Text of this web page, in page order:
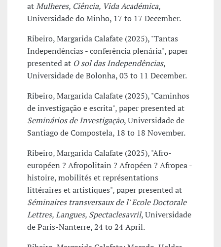
atMulheres, Ciência, Vida Académica,
Universidade do Minho, 17 to 17 December.
Ribeiro, Margarida Calafate (2025), "Tantas
Independências - conferência plenária", paper
presented at O sol das Independências,
Universidade de Bolonha, 03 to 11 December.
Ribeiro, Margarida Calafate (2025), "Caminhos
de investigação e escrita", paper presented at
Seminários de Investigação, Universidade de
Santiago de Compostela, 18 to 18 November.
Ribeiro, Margarida Calafate (2025), "Afro-
européen ? Afropolitain ? Afropéen ? Afropea -
histoire, mobilités et représentations
littéraires et artistiques", paper presented at
Séminaires transversaux de l' Ecole Doctorale
Lettres, Langues, Spectaclesavril, Universidade
de Paris-Nanterre, 24 to 24 April.